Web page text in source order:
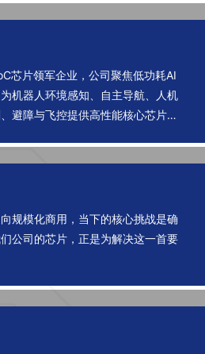
芯片领军企业，公司聚焦低功耗AI
机器人环境感知、自主导航、人机
避障与飞控提供高性能核心芯片，
规模化商用，当下的核心挑战是确
公司的芯片，正是为解决这一首要